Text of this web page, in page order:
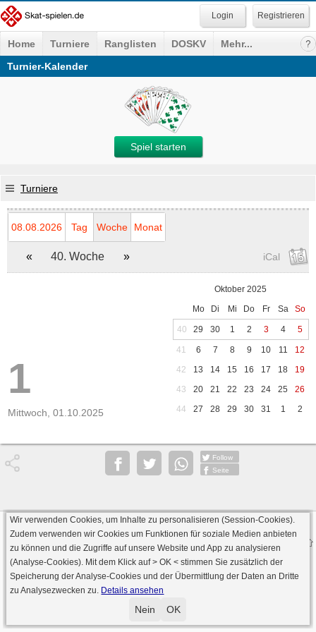
Registrieren
Home Turniere Ranglisten DOSKV
Mehr...
Turnier-Kalender
Spiel starten
Turniere
08.08.2026 Tag Woche Monat
« 40. Woche » iCal
1
Mittwoch, 01.10.2025
Oktober 2025
Mo
Di Mi Do Fr Sa So
40 29 30 1 2 3 4 5
41 6 7 8 9 10 11
12
42
13 14 15 16 17 18
19
43
20 21 22 23 24 25
26
44
27 28 29 30 31 1 2
Follow
Seite
Datenschutz AGB
Impressum
· Serverversion: 2026 6.241 · registrierte Spieler: 501.063 ·
Online Skat Server: 142 (private Server:136)
Wir verwenden Cookies, um Inhalte zu personalisieren (Session-Cookies).
Zudem verwenden wir Cookies um Funktionen für soziale Medien anbieten
zu können und die Zugriffe auf unsere Website und App zu analysieren
(Analyse-Cookies). Mit dem Klick auf> OK < stimmen Sie zusätzlich der
Speicherung der Analyse-Cookies und der Übermittlung der Daten an Dritte
zu Analysezwecken zu. Details ansehen
Nein OK